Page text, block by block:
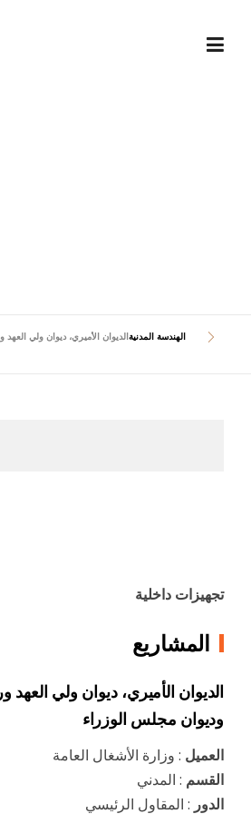
الهندسة المدنيةالديوان الأميري، ديوان ولي
تجهيزات داخلية
المشاريع
الديوان الأميري، ديوان ولي العهد
وديوان مجلس الوزراء
العميل : وزارة الأشغال العامة
القسم : المدني
الدور : المقاول الرئيسي